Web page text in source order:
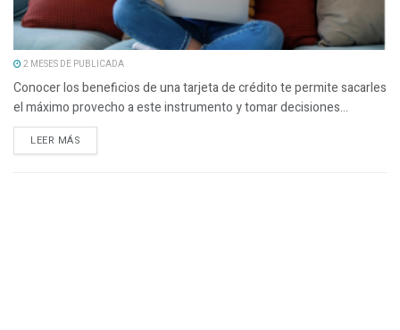
2 MESES DE PUBLICADA
Conocer los beneficios de una tarjeta de crédito te permite sacarles
el máximo provecho a este instrumento y tomar decisiones...
LEER MÁS